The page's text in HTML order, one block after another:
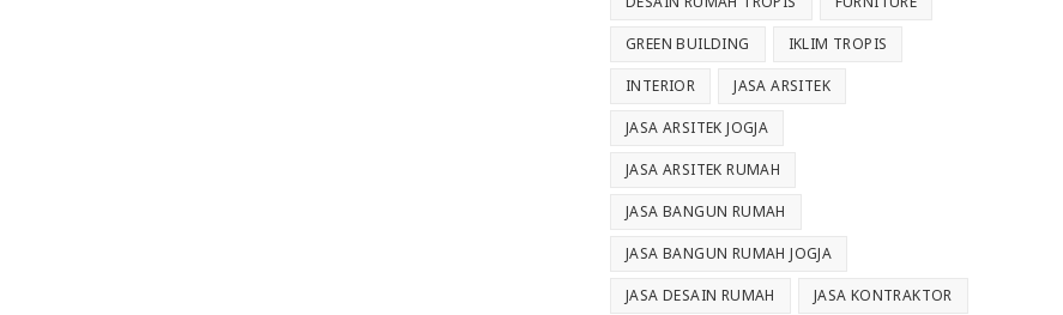
GREEN BUILDING IKLIM TROPIS
INTERIOR JASA ARSITEK
JASA ARSITEK JOGJA
JASA ARSITEK RUMAH
JASA BANGUN RUMAH
JASA BANGUN RUMAH JOGJA
JASA DESAIN RUMAH JASA KONTRAKTOR